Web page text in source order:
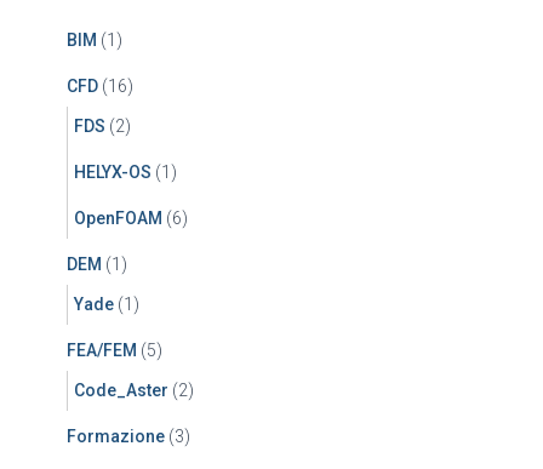
BIM (1)
CFD (16)
FDS (2)
HELYX-OS (1)
OpenFOAM (6)
DEM (1)
Yade (1)
FEA/FEM (5)
Code_Aster (2)
Formazione (3)